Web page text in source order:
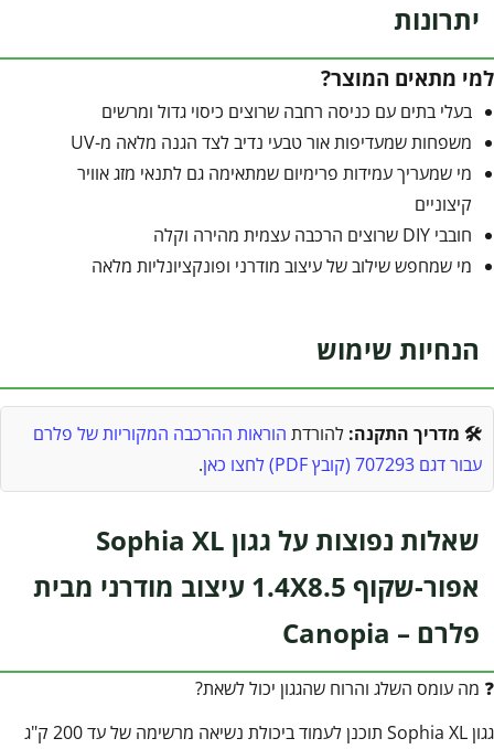
יתרונות
למי מתאים המוצר?
בעלי בתים עם כניסה רחבה שרוצים כיסוי גדול ומרשים
משפחות שמעדיפות אור טבעי נדיב לצד הגנה מלאה מ-UV
מי שמעריך עמידות פרימיום שמתאימה גם לתנאי מזג אוויר
קיצוניים
חובבי DIY שרוצים הרכבה עצמית מהירה וקלה
מי שמחפש שילוב של עיצוב מודרני ופונקציונליות מלאה
הנחיות שימוש
🛠️ מדריך התקנה: להורדת הוראות ההרכבה המקוריות של פלרם
עבור דגם 707293 (קובץ PDF) לחצו כאן
.
שאלות נפוצות על גגון Sophia XL
אפור-שקוף 1.4X8.5 עיצוב מודרני מבית
פלרם – Canopia
❓ מה עומס השלג והרוח שהגגון יכול לשאת?
גגון Sophia XL תוכנן לעמוד ביכולת נשיאה מרשימה של עד 200 ק"ג